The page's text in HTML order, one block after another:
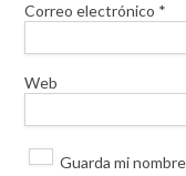
Correo electrónico *
Web
Guarda mi